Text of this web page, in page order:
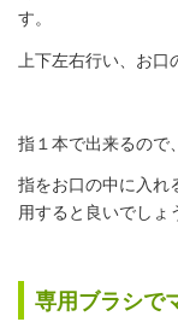
す。
上下左右行い、お口
指１本で出来るので、
指をお口の中に入れ
用すると良いでしょ
専用ブラシで